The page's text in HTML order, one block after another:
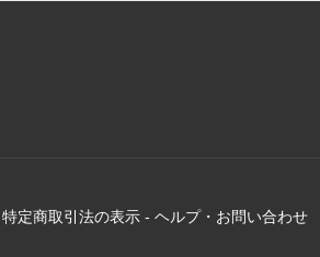
特定商取引法の表示 - ヘルプ・お問い合わせ